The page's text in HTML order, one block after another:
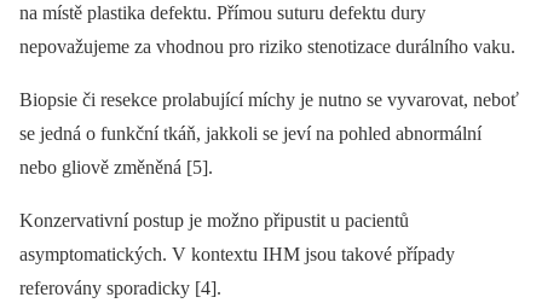
na místě plastika defektu. Přímou suturu defektu dury
nepovažujeme za vhodnou pro riziko stenotizace durálního vaku.
Biopsie či resekce prolabující míchy je nutno se vyvarovat, neboť
se jedná o funkční tkáň, jakkoli se jeví na pohled abnormální
nebo gliově změněná [5].
Konzervativní postup je možno připustit u pacientů
asymptomatických. V kontextu IHM jsou takové případy
referovány sporadicky [4].